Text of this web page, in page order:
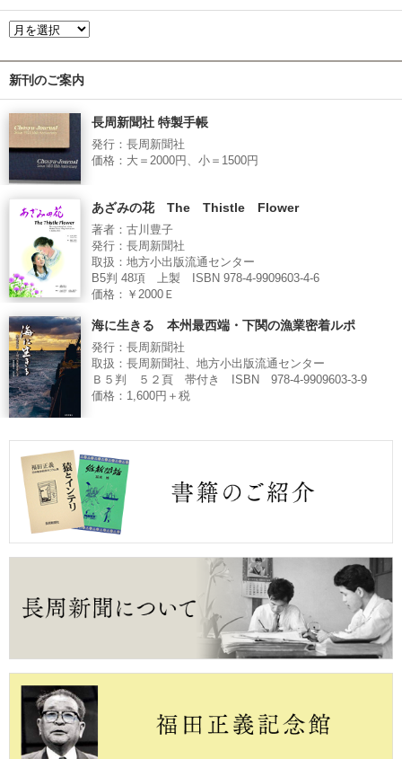
新刊のご案内
長周新聞社 特製手帳
発行：長周新聞社
価格：大＝2000円、小＝1500円
あざみの花 The Thistle Flower
著者：古川豊子
発行：長周新聞社
取扱：地方小出版流通センター
B5判 48項 上製 ISBN 978-4-9909603-4-6
価格：￥2000Ｅ
海に生きる 本州最西端・下関の漁業密着ルポ
発行：長周新聞社
取扱：長周新聞社、地方小出版流通センター
Ｂ５判 ５２頁 帯付き ISBN 978-4-9909603-3-9
価格：1,600円＋税